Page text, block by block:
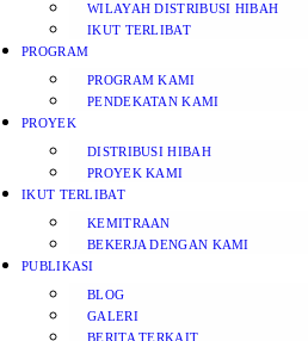
WILAYAH DISTRIBUSI HIBAH
IKUT TERLIBAT
PROGRAM
PROGRAM KAMI
PENDEKATAN KAMI
PROYEK
DISTRIBUSI HIBAH
PROYEK KAMI
IKUT TERLIBAT
KEMITRAAN
BEKERJA DENGAN KAMI
PUBLIKASI
BLOG
GALERI
BERITA TERKAIT